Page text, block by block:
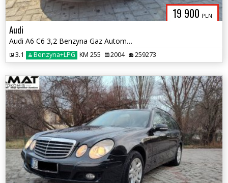
19 900 PLN
Audi
Audi A6 C6 3,2 Benzyna Gaz Automat Zamiana
3.1 Benzyna+LPG KM 255 2004 259273